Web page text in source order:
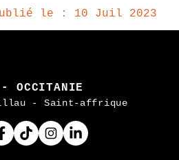
le : 10 Juil 2023
- OCCITANIE
- Saint-affrique
TiktokInstagram
Linkedin